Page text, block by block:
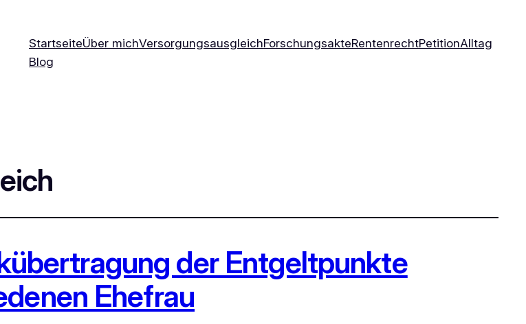
StartseiteÜber michVersorgungsausgleichForschungsakteRentenrechtPetitionAlltag
Blog
der Entgeltpunkte
Ehefrau